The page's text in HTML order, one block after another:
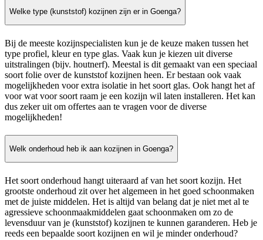
Welke type (kunststof) kozijnen zijn er in Goenga?
Bij de meeste kozijnspecialisten kun je de keuze maken tussen het
type profiel, kleur en type glas. Vaak kun je kiezen uit diverse
uitstralingen (bijv. houtnerf). Meestal is dit gemaakt van een speciaal
soort folie over de kunststof kozijnen heen. Er bestaan ook vaak
mogelijkheden voor extra isolatie in het soort glas. Ook hangt het af
voor wat voor soort raam je een kozijn wil laten installeren. Het kan
dus zeker uit om offertes aan te vragen voor de diverse
mogelijkheden!
Welk onderhoud heb ik aan kozijnen in Goenga?
Het soort onderhoud hangt uiteraard af van het soort kozijn. Het
grootste onderhoud zit over het algemeen in het goed schoonmaken
met de juiste middelen. Het is altijd van belang dat je niet met al te
agressieve schoonmaakmiddelen gaat schoonmaken om zo de
levensduur van je (kunststof) kozijnen te kunnen garanderen. Heb je
reeds een bepaalde soort kozijnen en wil je minder onderhoud?